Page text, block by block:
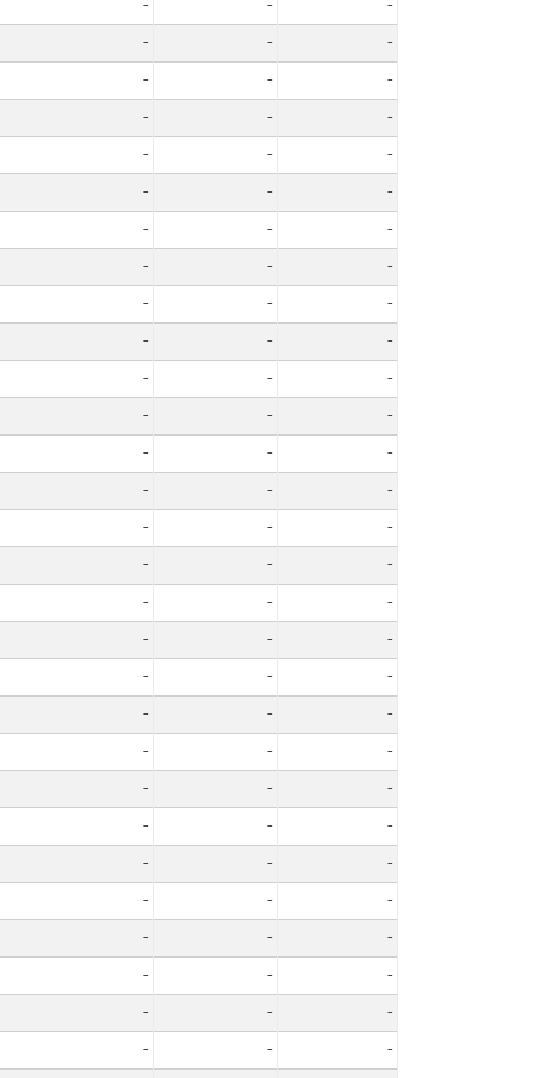
- -
-
-
-
-
-
-
-
-
-
-
-
-
-
-
-
-
-
-
-
-
-
-
-
-
-
-
-
-
-
-
-
-
-
-
-
-
-
-
-
-
-
-
-
-
-
-
-
-
-
-
-
-
-
-
-
-
-
-
-
-
-
-
-
-
-
-
-
-
-
-
-
-
-
-
-
-
-
-
-
-
-
-
-
-
-